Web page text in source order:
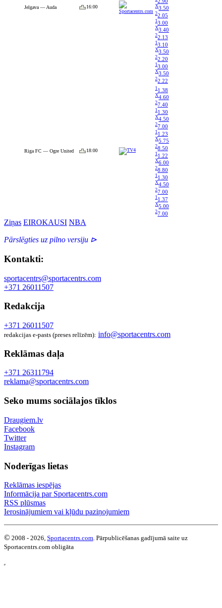
Jelgava — Auda 16:00 X3.50
22.05
13.00
X3.40
22.13
1 3.10
X3.50
22.20
1 3.00
X3.50
22.22
Riga FC — Ogre United 18:00
1 1.38
X4.60
27.40
1 1.30
X4.50
27.00
1 1.23
X5.75
28.50
1 1.22
X6.00
28.80
1 1.30
X4.50
27.00
1 1.37
X5.00
27.00
Ziņas EIROKAUSI NBA
Pārslēgties uz pilno versiju ⊳
Kontakti:
sportacentrs@sportacentrs.com
+371 26011507
Redakcija
+371 26011507
redakcijas e-pasts (preses relīzēm): info@sportacentrs.com
Reklāmas daļa
+371 26311794
reklama@sportacentrs.com
Seko mums sociālajos tīklos
Draugiem.lv
Facebook
Twitter
Instagram
Noderīgas lietas
Reklāmas iespējas
Informācija par Sportacentrs.com
RSS plūsmas
Ierosinājumiem vai kļūdu paziņojumiem
© 2008 - 2026, Sportacentrs.com. Pārpublicēšanas gadījumā saite uz
Sportacentrs.com obligāta